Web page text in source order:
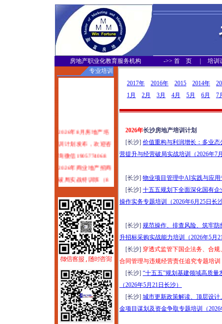
房地产职业化教育服务机构 ->> 首 页
培训
专业培训
月1-2日郑州）
塑造服务力：可落地
可变现的物业服务品
质体系打造实战培训
（2026年8月1-2日哈
尔滨）
2026年项目谋划、资
金申报、城市更新、
国企市场化转型实操
高级研修（8月6日西
安）
全域六网投融资规划
2017年 2016年 2015 2014年
1月
2月 3月 4月 5月 6月 7
2026年长沙房地产培训计划
[长沙] 价值重构与利润增长：多业
营提升与经营破局实战培训（2026年7
[长沙] 物业项目管理中AI实践与应用
[长沙] 十五五规划下全面深化国有
操作实务专题培训（2026年6月25日长
[长沙] 规范操作、排查风险、筑牢
升招标采购实战能力培训（2026年5月
[长沙] 穿透式监管下国企法务、合
合同管理与违规经营责任追究专题培训
[长沙] “十五五”规划基建领域高质
（2026年5月21日长沙）
[长沙] 城市更新政策解读、顶层设
金项目谋划及资金争取专题培训（